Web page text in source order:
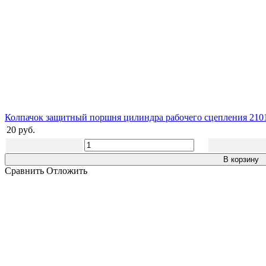
Колпачок защитный поршня цилиндра рабочего сцепления
20 руб.
В корзину
Сравнить Отложить